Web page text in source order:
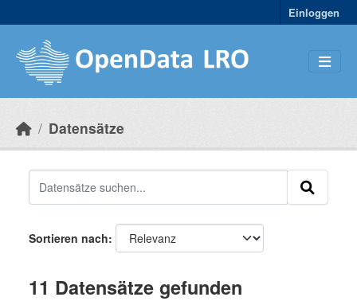
Einloggen
Datensätze
Sortieren nach
11 Datensätze gefunden